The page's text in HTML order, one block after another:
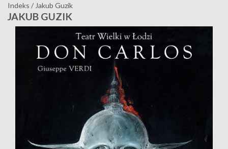
Indeks / Jakub Guzik
JAKUB GUZIK